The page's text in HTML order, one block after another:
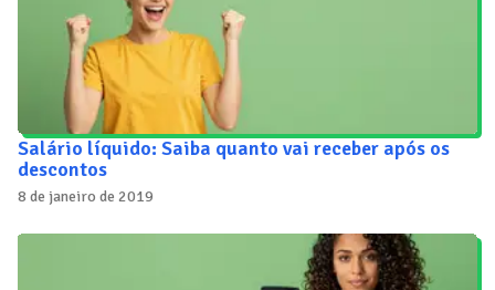
Salário líquido: Saiba quanto vai receber após os
descontos
8 de janeiro de 2019